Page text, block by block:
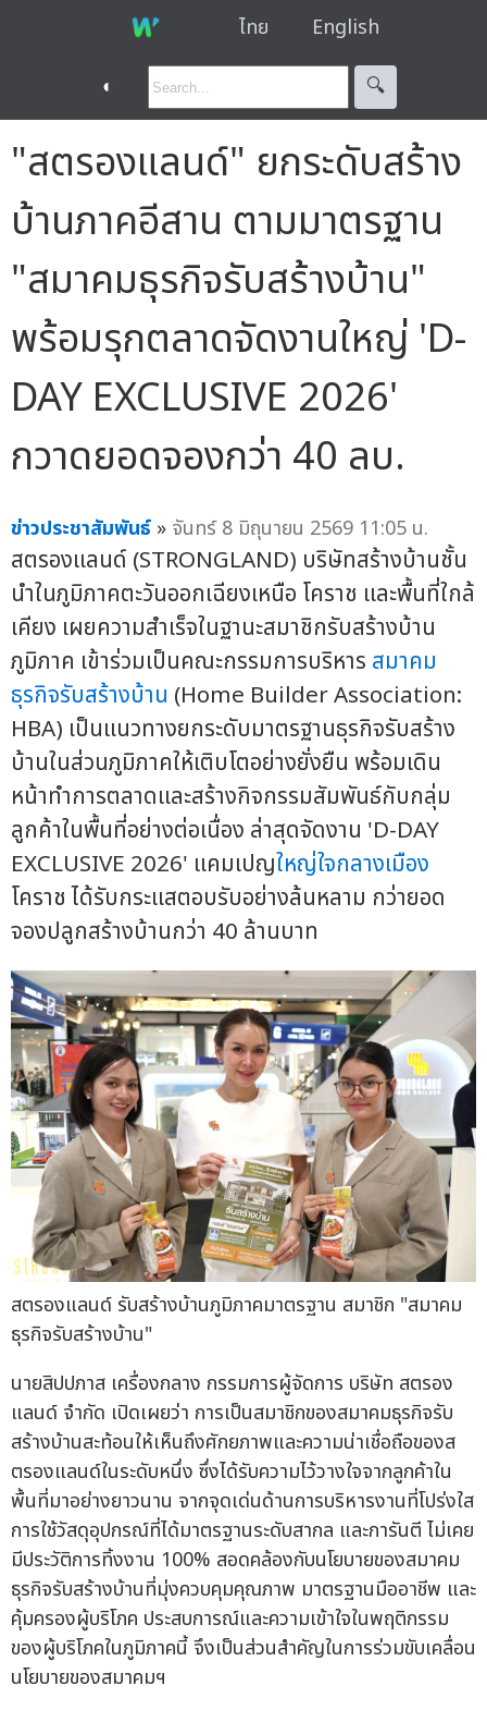
ไทย English
◐ 🔍︎
"สตรองแลนด์" ยกระดับสร้าง
บ้านภาคอีสาน ตามมาตรฐาน
"สมาคมธุรกิจรับสร้างบ้าน"
พร้อมรุกตลาดจัดงานใหญ่ 'D-
DAY EXCLUSIVE 2026'
กวาดยอดจองกว่า 40 ลบ.
ข่าวประชาสัมพันธ์ » จันทร์ 8 มิถุนายน 2569 11:05 น.
สตรองแลนด์ (STRONGLAND) บริษัทสร้างบ้านชั้น
นำในภูมิภาคตะวันออกเฉียงเหนือ โคราช และพื้นที่ใกล้
เคียง เผยความสำเร็จในฐานะสมาชิกรับสร้างบ้าน
ภูมิภาค เข้าร่วมเป็นคณะกรรมการบริหาร สมาคม
ธุรกิจรับสร้างบ้าน (Home Builder Association:
HBA) เป็นแนวทางยกระดับมาตรฐานธุรกิจรับสร้าง
บ้านในส่วนภูมิภาคให้เติบโตอย่างยั่งยืน พร้อมเดิน
หน้าทำการตลาดและสร้างกิจกรรมสัมพันธ์กับกลุ่ม
ลูกค้าในพื้นที่อย่างต่อเนื่อง ล่าสุดจัดงาน 'D-DAY
EXCLUSIVE 2026' แคมเปญใหญ่ใจกลางเมือง
โคราช ได้รับกระแสตอบรับอย่างล้นหลาม กว่ายอด
จองปลูกสร้างบ้านกว่า 40 ล้านบาท
สตรองแลนด์ รับสร้างบ้านภูมิภาคมาตรฐาน สมาชิก "สมาคม
ธุรกิจรับสร้างบ้าน"
นายสิปปภาส เครื่องกลาง กรรมการผู้จัดการ บริษัท สตรอง
แลนด์ จำกัด เปิดเผยว่า การเป็นสมาชิกของสมาคมธุรกิจรับ
สร้างบ้านสะท้อนให้เห็นถึงศักยภาพและความน่าเชื่อถือของส
ตรองแลนด์ในระดับหนึ่ง ซึ่งได้รับความไว้วางใจจากลูกค้าใน
พื้นที่มาอย่างยาวนาน จากจุดเด่นด้านการบริหารงานที่โปร่งใส
การใช้วัสดุอุปกรณ์ที่ได้มาตรฐานระดับสากล และการันตี ไม่เคย
มีประวัติการทิ้งงาน 100% สอดคล้องกับนโยบายของสมาคม
ธุรกิจรับสร้างบ้านที่มุ่งควบคุมคุณภาพ มาตรฐานมืออาชีพ และ
คุ้มครองผู้บริโภค ประสบการณ์และความเข้าใจในพฤติกรรม
ของผู้บริโภคในภูมิภาคนี้ จึงเป็นส่วนสำคัญในการร่วมขับเคลื่อน
นโยบายของสมาคมฯ